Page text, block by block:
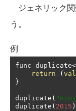
ジェネリック
う。
例
func duplicate<
return
(
}
duplicate (
duplicate ( 2015 )